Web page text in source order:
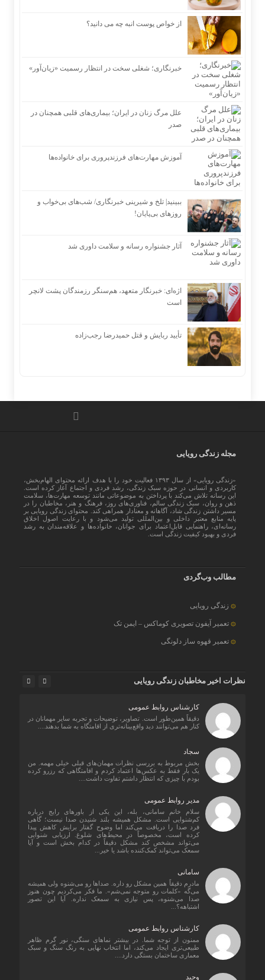
از خواص پوست انبه چه می دانید؟
خبرنگاری؛ شغلی سخت در انتظار رسمیت «زیان‌آور»
علل مرگ زنان در ایران؛ بیماری‌های قلبی همچنان در
صدر
آموزش مهارت‌های فرزندپروری برای خانواده‌ها
ببینید| تلخ و شیرینی خبرنگاری/‌ شب‌های بی‌خواب و
روزهای بی‌پایان!
آثار جشنواره رسانه و سلامت داوری شد
اژه‌ای: خبرنگار متعهد، هم‌سنگر رزمندگان پشت لانچر
است
تأیید ربایش و قتل حمیدرضا رجب‌زاده
مجله زندگی رویایی
«زندگی رویایی» از سال ۱۳۹۳ فعالیت خود را با هدف ارائه محتوای الهام‌بخش،
کاربردی و انسانی در حوزه سبک زندگی، رشد فردی و اجتماع آغاز کرده است.
این رسانه تلاش می‌کند با پرداختن به موضوعاتی مانند توسعه مهارت‌ها، سلامت
ذهن و روان، سبک زندگی سالم، فناوری‌های روز، فرهنگ و هنر، مخاطبان را در
مسیر داشتن زندگی شاد، آگاهانه و معنادار همراهی کند. محتوای زندگی رویایی بر
پایه منابع معتبر داخلی و بین‌المللی تولید می‌شود و با رعایت اصول اخلاق
رسانه‌ای، راهنمایی قابل‌اعتماد برای جوانان، خانواده‌ها و علاقه‌مندان به رشد
فردی و بهبود کیفیت زندگی است.
مطالب وب‌گردی
زندگی رویایی
تعمیر آیفون تصویری کوماکس – ایمن تک
تعمیر قهوه ساز دلونگی
نظرات اخیر مخاطبان زندگی رویایی
کارشناس روابط عمومی
دقیقاً همین‌طور است. تصاویر، توضیحات و تجربه سایر مهمانان در
کنار هم می‌توانند دید واقع‌بینانه‌تری از اقامتگاه به شما بدهند....
سجاد
بخش مربوط به بررسی نظرات مهمان‌های قبلی خیلی مهمه. من
یک بار فقط به عکس‌ها اعتماد کردم و اقامتگاهی که رزرو کرده
بودم با چیزی که انتظار داشتم تفاوت داشت....
مدیر روابط عمومی
سلام خانم سامانی، بله، این یکی از باورهای رایج درباره
کم‌شنوایی است. مشکل همیشه بلند شنیدن صدا نیست؛ گاهی
فرد صدا را دریافت می‌کند اما وضوح گفتار برایش کاهش پیدا
کرده است، مخصوصاً در محیط‌های شلوغ. ارزیابی شنوایی
می‌تواند مشخص کند مشکل دقیقاً در کدام بخش است و آیا
سمعک می‌تواند کمک‌کننده باشد یا خیر...
سامانی
مادرم دقیقاً همین مشکل رو داره. صداها رو می‌شنوه ولی همیشه
می‌گه «کلمات رو متوجه نمی‌شم». ما فکر می‌کردیم چون هنوز
صدا می‌شنوه، پس نیازی به سمعک نداره. آیا این تصور
اشتباهه؟...
کارشناس روابط عمومی
ممنون از توجه شما. در بیشتر نماهای سنگی، نور گرم ظاهر
طبیعی‌تری ایجاد می‌کند، اما انتخاب نهایی به رنگ سنگ و سبک
معماری ساختمان بستگی دارد....
وحید